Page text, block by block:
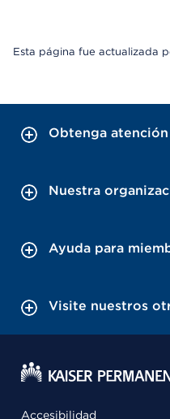
Esta página fue actualizada
Obtenga atención
Nuestra
Ayuda para
Visite nuestros
Accesibilidad